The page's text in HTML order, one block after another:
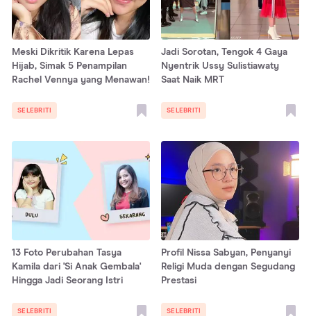
Meski Dikritik Karena Lepas
Hijab, Simak 5 Penampilan
Rachel Vennya yang Menawan!
SELEBRITI
Jadi Sorotan, Tengok 4 Gaya
Nyentrik Ussy Sulistiawaty
Saat Naik MRT
SELEBRITI
13 Foto Perubahan Tasya
Kamila dari 'Si Anak Gembala'
Hingga Jadi Seorang Istri
SELEBRITI
Profil Nissa Sabyan, Penyanyi
Religi Muda dengan Segudang
Prestasi
SELEBRITI